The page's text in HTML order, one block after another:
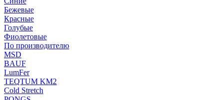
Бежевые
Красные
Голубые
Фиолетовые
По производителю
MSD
BAUF
LumFer
TEQTUM KM2
Cold Stretch